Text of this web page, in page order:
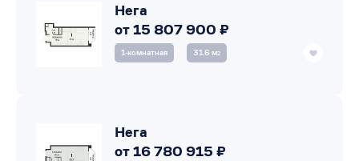
Нега
от 15 807 900 ₽
1‑комнатная 31.6 м2
Нега
от 16 780 915 ₽